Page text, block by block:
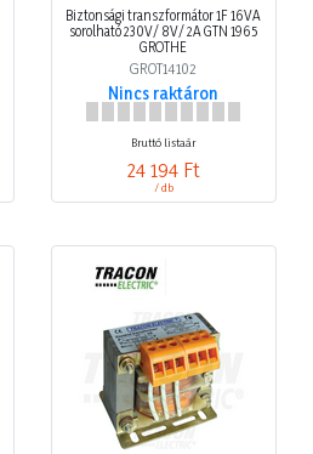
Biztonsági transzformátor 1F 16VA
sorolható 230V/ 8V/ 2A GTN 1965
GROTHE
GROT14102
Nincs raktáron
Bruttó listaár
24 194 Ft
/ db